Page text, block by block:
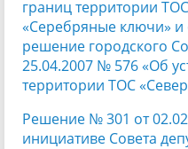
границ территории
«Серебряные ключи»
решение городского
25.04.2007 № 576 «Об
территории ТОС
Решение № 301 от
инициативе Совета